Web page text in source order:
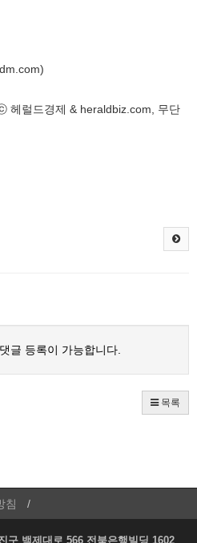
헤럴드경제 & heraldbiz.com, 무단
글 등록이 가능합니다.
목록
침
구 백제대로 566 전북은행빌딩 1602